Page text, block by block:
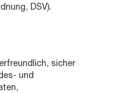
DSV).
sicher
und